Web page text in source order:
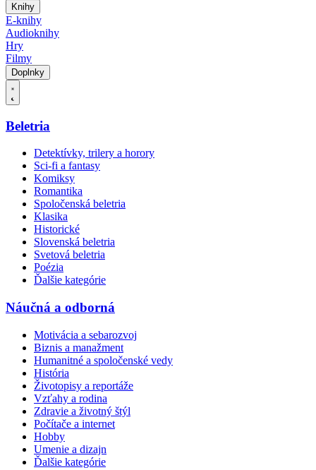
Knihy
E-knihy
Audioknihy
Hry
Filmy
Doplnky
Beletria
Detektívky, trilery a horory
Sci-fi a fantasy
Komiksy
Romantika
Spoločenská beletria
Klasika
Historické
Slovenská beletria
Svetová beletria
Poézia
Ďalšie kategórie
Náučná a odborná
Motivácia a sebarozvoj
Biznis a manažment
Humanitné a spoločenské vedy
História
Životopisy a reportáže
Vzťahy a rodina
Zdravie a životný štýl
Počítače a internet
Hobby
Umenie a dizajn
Ďalšie kategórie